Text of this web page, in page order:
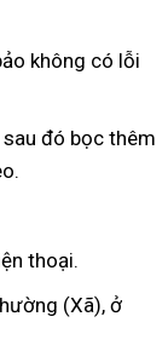
không có lỗi
đó bọc thêm
thoại.
(Xã), ở